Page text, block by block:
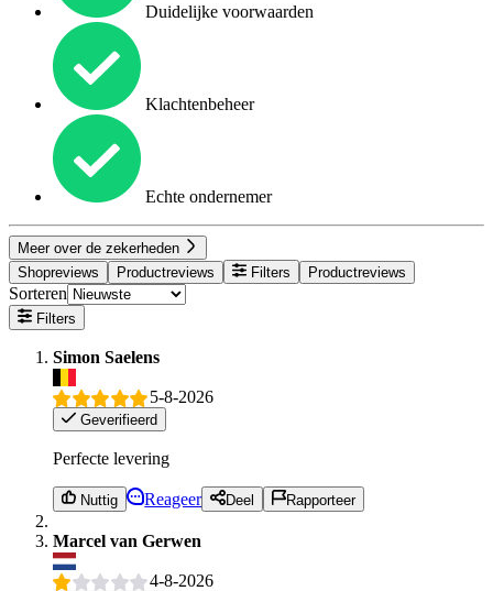
Duidelijke voorwaarden
Klachtenbeheer
Echte ondernemer
Meer over de zekerheden
Shopreviews
Productreviews Filters Productreviews
Sorteren
Filters
Simon Saelens
5-8-2026
Geverifieerd
Perfecte levering
Nuttig Reageer Deel Rapporteer
Marcel van Gerwen
4-8-2026